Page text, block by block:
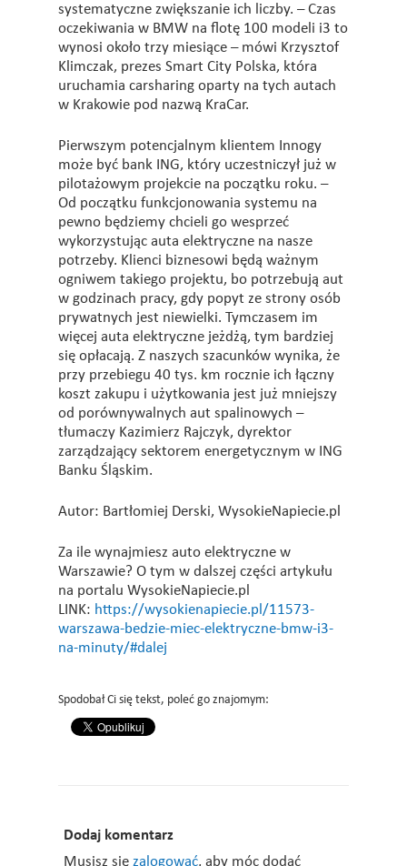
systematyczne zwiększanie ich liczby. – Czas
oczekiwania w BMW na flotę 100 modeli i3 to
wynosi około trzy miesiące – mówi Krzysztof
Klimczak, prezes Smart City Polska, która
uruchamia carsharing oparty na tych autach
w Krakowie pod nazwą KraCar.
Pierwszym potencjalnym klientem Innogy
może być bank ING, który uczestniczył już w
pilotażowym projekcie na początku roku. –
Od początku funkcjonowania systemu na
pewno będziemy chcieli go wesprzeć
wykorzystując auta elektryczne na nasze
potrzeby. Klienci biznesowi będą ważnym
ogniwem takiego projektu, bo potrzebują aut
w godzinach pracy, gdy popyt ze strony osób
prywatnych jest niewielki. Tymczasem im
więcej auta elektryczne jeżdżą, tym bardziej
się opłacają. Z naszych szacunków wynika, że
przy przebiegu 40 tys. km rocznie ich łączny
koszt zakupu i użytkowania jest już mniejszy
od porównywalnych aut spalinowych –
tłumaczy Kazimierz Rajczyk, dyrektor
zarządzający sektorem energetycznym w ING
Banku Śląskim.
Autor: Bartłomiej Derski, WysokieNapiecie.pl
Za ile wynajmiesz auto elektryczne w
Warszawie? O tym w dalszej części artykułu
na portalu WysokieNapiecie.pl
LINK: https://wysokienapiecie.pl/11573-
warszawa-bedzie-miec-elektryczne-bmw-i3-
na-minuty/#dalej
Spodobał Ci się tekst, poleć go znajomym:
Dodaj komentarz
Musisz się zalogować, aby móc dodać